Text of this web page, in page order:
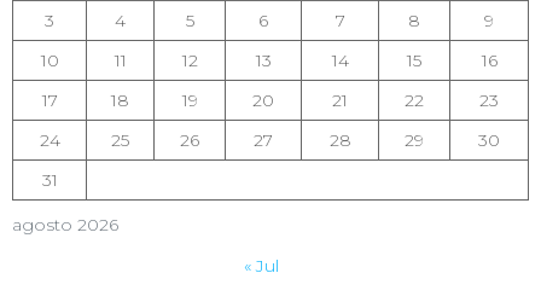
agosto 2026
3
4 5 6 7 8
9
10
11 12 13 14 15
16
17
18 19 20 21 22
23
24
25 26 27 28 29
30
31
« Jul